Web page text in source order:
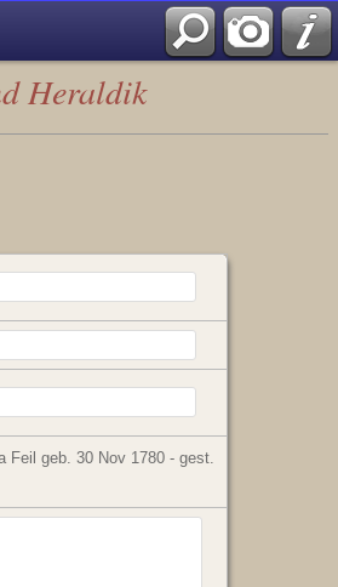
Heraldik
Feil geb. 30 Nov 1780 - gest.